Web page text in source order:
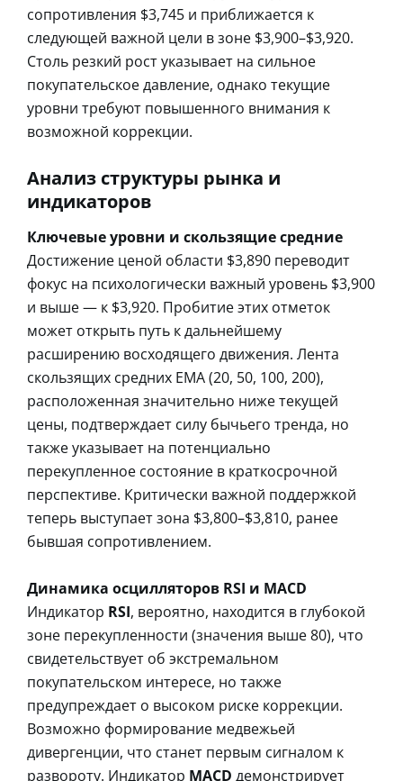
сопротивления $3,745 и приближается к
следующей важной цели в зоне $3,900–$3,920.
Столь резкий рост указывает на сильное
покупательское давление, однако текущие
уровни требуют повышенного внимания к
возможной коррекции.
Анализ структуры рынка и
индикаторов
Ключевые уровни и скользящие средние
Достижение ценой области $3,890 переводит
фокус на психологически важный уровень $3,900
и выше — к $3,920. Пробитие этих отметок
может открыть путь к дальнейшему
расширению восходящего движения. Лента
скользящих средних EMA (20, 50, 100, 200),
расположенная значительно ниже текущей
цены, подтверждает силу бычьего тренда, но
также указывает на потенциально
перекупленное состояние в краткосрочной
перспективе. Критически важной поддержкой
теперь выступает зона $3,800–$3,810, ранее
бывшая сопротивлением.
Динамика осцилляторов RSI и MACD
Индикатор RSI, вероятно, находится в глубокой
зоне перекупленности (значения выше 80), что
свидетельствует об экстремальном
покупательском интересе, но также
предупреждает о высоком риске коррекции.
Возможно формирование медвежьей
дивергенции, что станет первым сигналом к
развороту. Индикатор MACD демонстрирует